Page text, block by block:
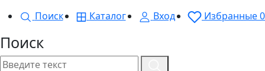
Поиск
Каталог Вход Избранные0
Поиск